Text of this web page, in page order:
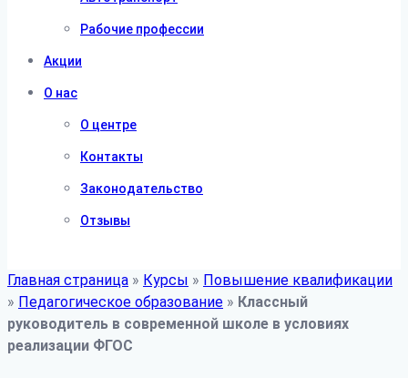
Рабочие профессии
Акции
О нас
О центре
Контакты
Законодательство
Отзывы
Главная страница » Курсы » Повышение квалификации
» Педагогическое образование » Классный
руководитель в современной школе в условиях
реализации ФГОС